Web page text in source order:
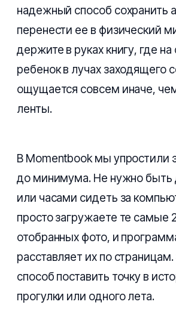
надежный способ
перенести ее в физический
держите в руках книгу, где
ребенок в лучах заходящего
ощущается совсем иначе,
ленты.
В Momentbook мы упростили
до минимума. Не нужно быть
или часами сидеть за
просто загружаете те самые
отобранных фото, и
расставляет их по
способ поставить точку в
прогулки или одного лета.